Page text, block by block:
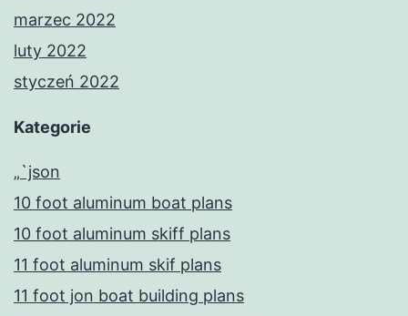
marzec 2022
luty 2022
styczeń 2022
Kategorie
„`json
10 foot aluminum boat plans
10 foot aluminum skiff plans
11 foot aluminum skif plans
11 foot jon boat building plans